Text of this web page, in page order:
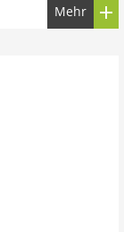
Cetina
Mehr